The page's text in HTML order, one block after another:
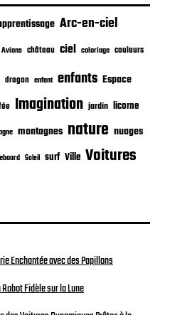
Arc-en-ciel
Avions château ciel coloriage couleurs
dragon enfant enfants Espace
Imagination jardin licorne
montagnes nature nuages
Soleil surf Ville Voitures
Enchantée avec des Papillons
Fidèle sur la Lune